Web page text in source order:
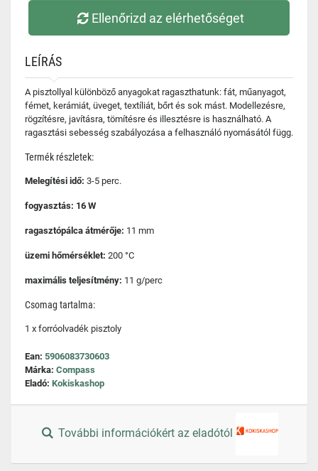
Ellenőrizd az elérhetőséget
LEÍRÁS
A pisztollyal különböző anyagokat ragaszthatunk: fát, műanyagot,
fémet, kerámiát, üveget, textíliát, bőrt és sok mást. Modellezésre,
rögzítésre, javításra, tömítésre és illesztésre is használható. A
ragasztási sebesség szabályozása a felhasználó nyomásától függ.
Termék részletek:
Melegítési idő: 3-5 perc.
fogyasztás: 16 W
ragasztópálca átmérője: 11 mm
üzemi hőmérséklet: 200 °C
maximális teljesítmény: 11 g/perc
Csomag tartalma:
1 x forróolvadék pisztoly
Ean: 5906083730603
Márka: Compass
Eladó: Kokiskashop
További információkért az eladótól